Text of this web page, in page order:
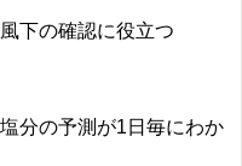
下の確認に役立つ
分の予測が1日毎にわか